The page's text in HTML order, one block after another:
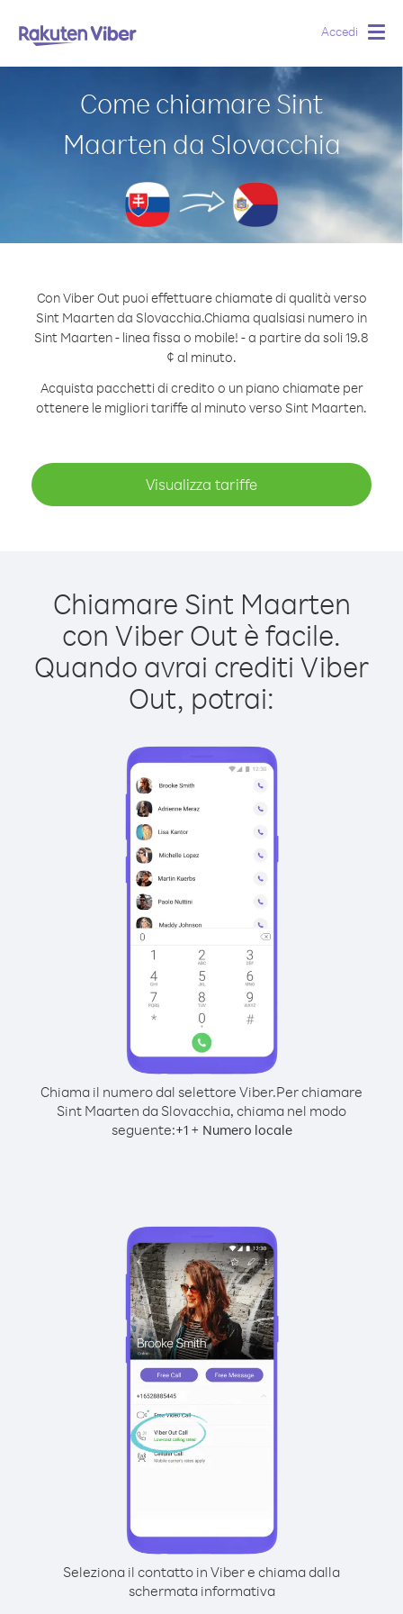
Accedi
Come chiamare Sint
Maarten da Slovacchia
Con Viber Out puoi effettuare chiamate di qualità verso
Sint Maarten da Slovacchia.Chiama qualsiasi numero in
Sint Maarten - linea fissa o mobile! - a partire da soli 19.8
¢ al minuto.
Acquista pacchetti di credito o un piano chiamate per
ottenere le migliori tariffe al minuto verso Sint Maarten.
Visualizza tariffe
Chiamare Sint Maarten
con Viber Out è facile.
Quando avrai crediti Viber
Out, potrai:
Chiama il numero dal selettore Viber.Per chiamare
Sint Maarten da Slovacchia, chiama nel modo
seguente:+1+ Numero locale
Seleziona il contatto in Viber e chiama dalla
schermata informativa